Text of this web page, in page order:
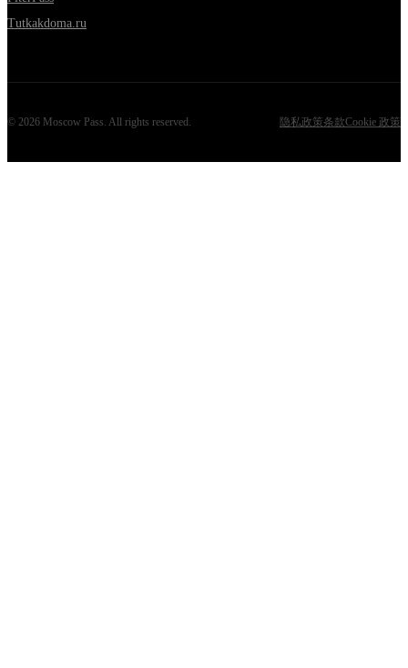
Tutkakdoma.ru
© 2026 Moscow Pass. All rights reserved. 隐私政策条款Cookie 政策